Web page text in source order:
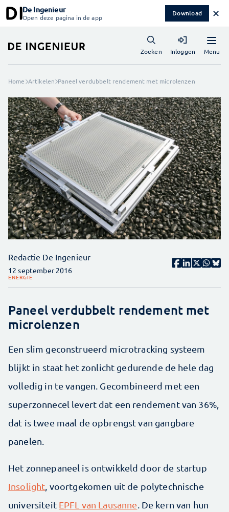
De Ingenieur
Open deze pagina in de app Download ✕
Menu
Zoeken Inloggen
Home Artikelen Paneel verdubbelt rendement met microlenzen
Redactie De Ingenieur
12 september 2016
ENERGIE
Paneel verdubbelt rendement met
microlenzen
Een slim geconstrueerd microtracking systeem
blijkt in staat het zonlicht gedurende de hele dag
volledig in te vangen. Gecombineerd met een
superzonnecel levert dat een rendement van 36%,
dat is twee maal de opbrengst van gangbare
panelen.
Het zonnepaneel is ontwikkeld door de startup
Insolight, voortgekomen uit de polytechnische
universiteit EPFL van Lausanne. De kern van hun